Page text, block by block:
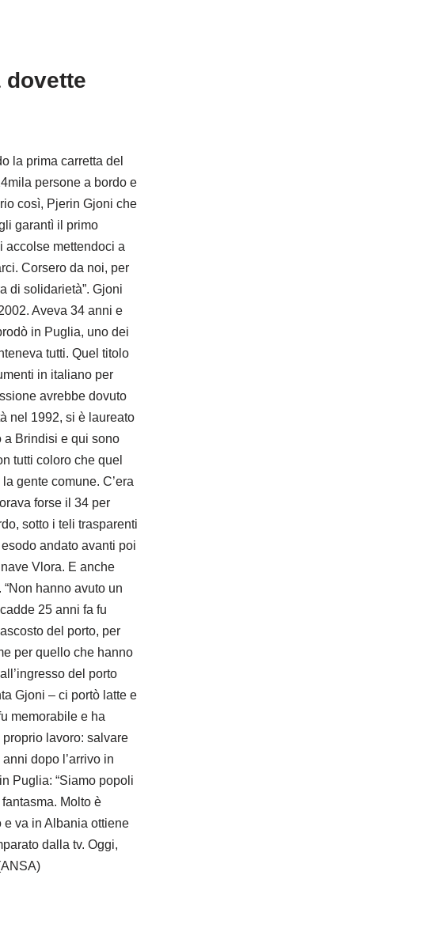
dovette
la prima carretta del
persone a bordo e
così, Pjerin Gjoni che
garantì il primo
accolse mettendoci a
Corsero da noi, per
di solidarietà”. Gjoni
Aveva 34 anni e
in Puglia, uno dei
tutti. Quel titolo
in italiano per
avrebbe dovuto
nel 1992, si è laureato
a Brindisi e qui sono
tutti coloro che quel
gente comune. C’era
forse il 34 per
sotto i teli trasparenti
andato avanti poi
Vlora. E anche
hanno avuto un
25 anni fa fu
del porto, per
per quello che hanno
del porto
Gjoni – ci portò latte e
memorabile e ha
proprio lavoro: salvare
dopo l’arrivo in
Puglia: “Siamo popoli
Molto è
va in Albania ottiene
dalla tv. Oggi,